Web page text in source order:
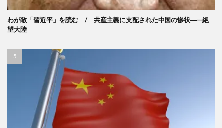
わが敵「習近平」を読む / 共産主義に支配された中国の惨状―—絶
望大陸